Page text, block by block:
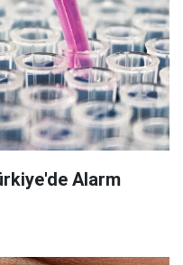
Alarm